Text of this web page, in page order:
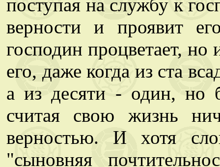
поступая на службу к
верности и проявит
господин процветает, но
его, даже когда из ста
а из десяти - один, но
считая свою жизнь
верностью. И хотя
"сыновняя